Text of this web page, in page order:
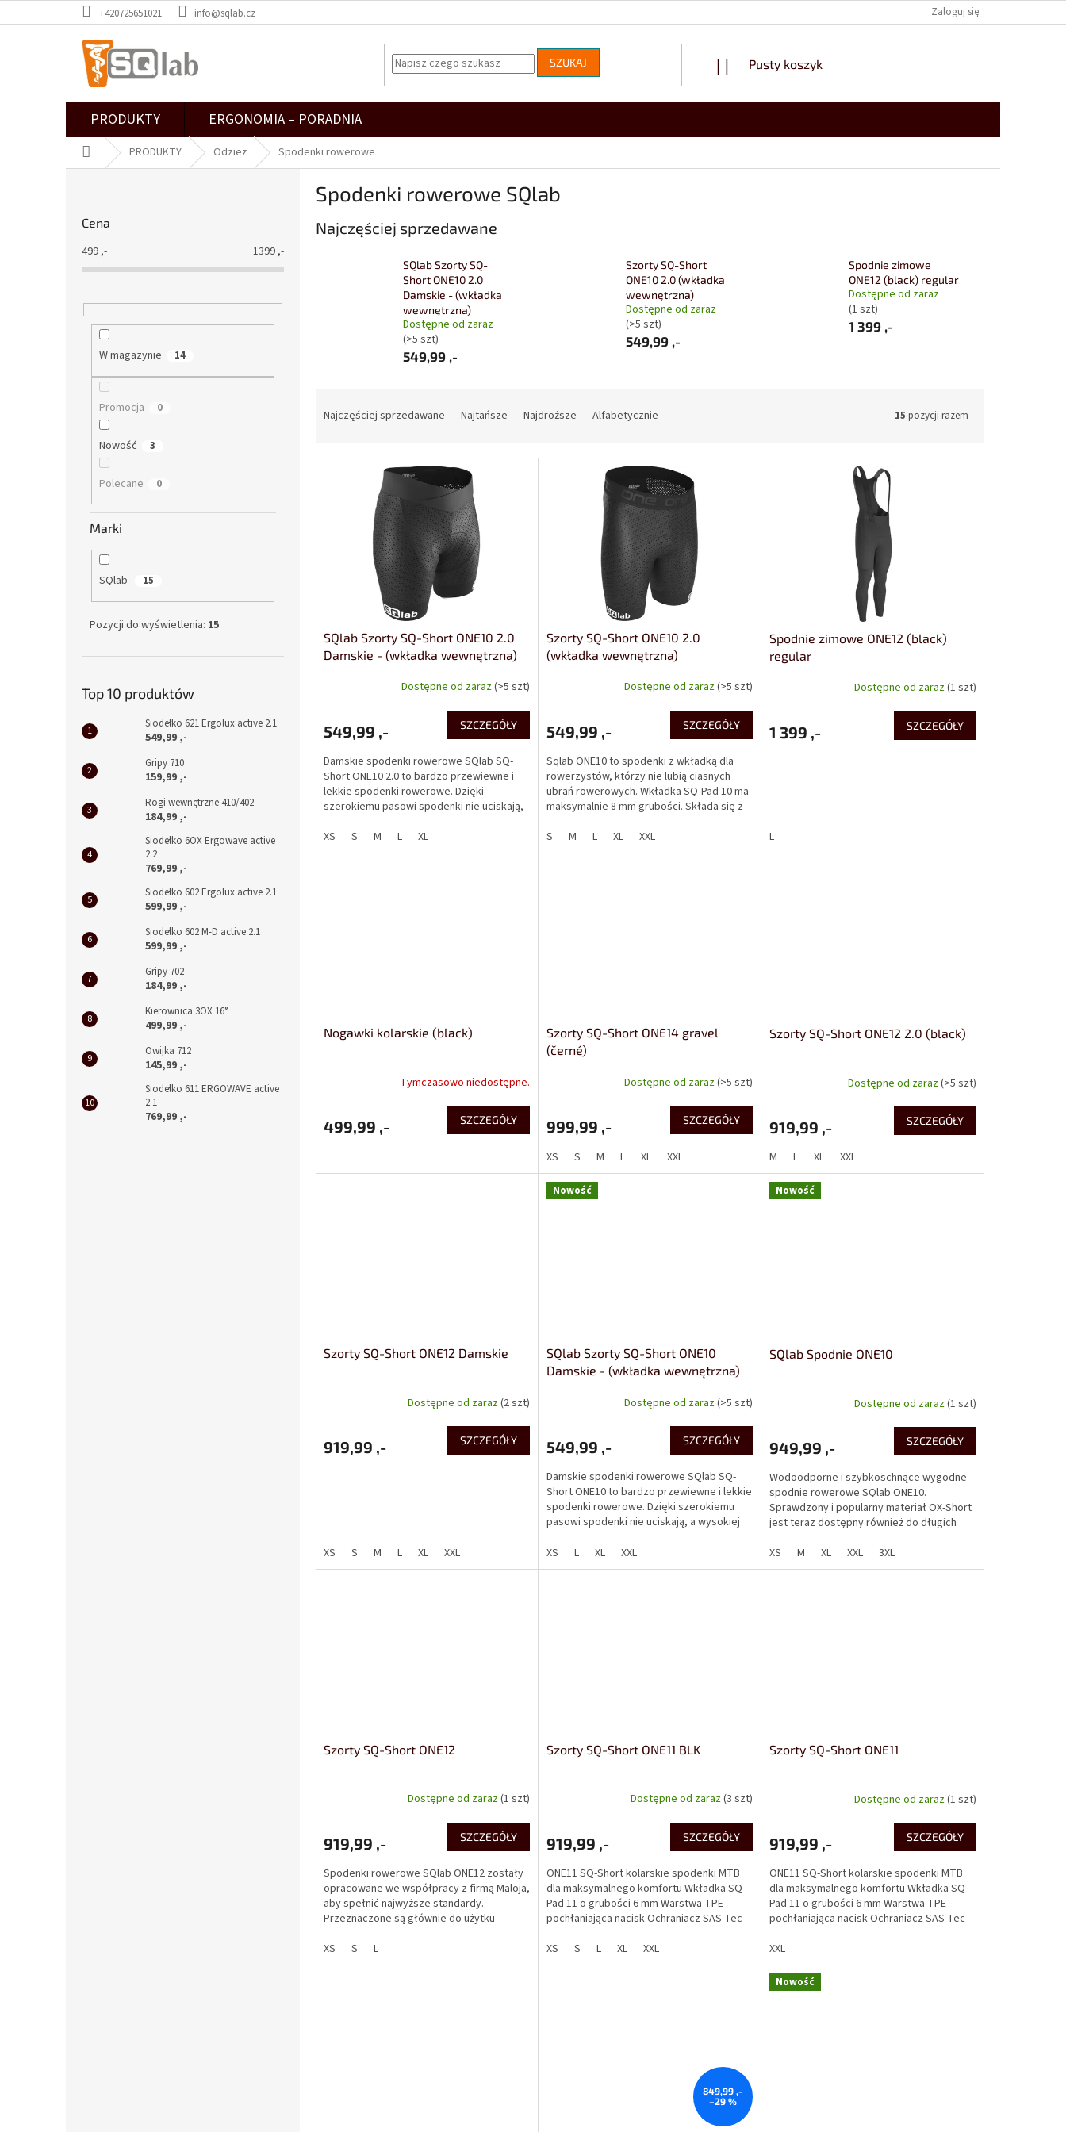
do
+420725651021 info@sqlab.cz Zaloguj się
SZUKAJ KOSZYK
Pusty koszyk
PRODUKTY ERGONOMIA – PORADNIA
Home PRODUKTY Odzież Spodenki rowerowe
Cena
499,- 1399,-
W magazynie 14
Promocja 0
Nowość 3
Polecane 0
Marki
SQlab 15
Pozycji do wyświetlenia: 15
Top 10 produktów
Siodełko 621 Ergolux active 2.1
549,99 ,-
Gripy 710
159,99 ,-
Rogi wewnętrzne 410/402
184,99 ,-
Siodełko 6OX Ergowave active
2.2
769,99 ,-
Siodełko 602 Ergolux active 2.1
599,99 ,-
Siodełko 602 M-D active 2.1
599,99 ,-
Gripy 702
184,99 ,-
Kierownica 3OX 16°
499,99 ,-
Owijka 712
145,99 ,-
Siodełko 611 ERGOWAVE active
2.1
769,99 ,-
Spodenki rowerowe SQlab
Najczęściej sprzedawane
SQlab Szorty SQ-
Short ONE10 2.0
Damskie - (wkładka
wewnętrzna)
Dostępne od zaraz
(>5 szt)
549,99 ,-
Szorty SQ-Short
ONE10 2.0 (wkładka
wewnętrzna)
Dostępne od zaraz
(>5 szt)
549,99 ,-
Spodnie zimowe
ONE12 (black) regular
Dostępne od zaraz
(1 szt)
1 399 ,-
Najczęściej sprzedawane Najtańsze Najdroższe Alfabetycznie 15 pozycji razem
SQlab Szorty SQ-Short ONE10 2.0
Damskie - (wkładka wewnętrzna)
Dostępne od zaraz(>5 szt)
549,99 ,- SZCZEGÓŁY
Damskie spodenki rowerowe SQlab SQ-
Short ONE10 2.0 to bardzo przewiewne i
lekkie spodenki rowerowe. Dzięki
szerokiemu pasowi spodenki nie uciskają,
XS
S M L XL
Szorty SQ-Short ONE10 2.0
(wkładka wewnętrzna)
Dostępne od zaraz(>5 szt)
549,99 ,- SZCZEGÓŁY
Sqlab ONE10 to spodenki z wkładką dla
rowerzystów, którzy nie lubią ciasnych
ubrań rowerowych. Wkładka SQ-Pad 10 ma
maksymalnie 8 mm grubości. Składa się z
S
M L XL XXL
Spodnie zimowe ONE12 (black)
regular
Dostępne od zaraz(1 szt)
1 399 ,- SZCZEGÓŁY
L
Nogawki kolarskie (black)
Tymczasowo niedostępne.
499,99 ,- SZCZEGÓŁY
Szorty SQ-Short ONE14 gravel
(černé)
Dostępne od zaraz(>5 szt)
999,99 ,- SZCZEGÓŁY
XS S M L XL XXL
Szorty SQ-Short ONE12 2.0 (black)
Dostępne od zaraz(>5 szt)
919,99 ,- SZCZEGÓŁY
M L XL XXL
Szorty SQ-Short ONE12 Damskie
Dostępne od zaraz(2 szt)
919,99 ,- SZCZEGÓŁY
XS S M L XL XXL
Nowość
SQlab Szorty SQ-Short ONE10
Damskie - (wkładka wewnętrzna)
Dostępne od zaraz(>5 szt)
549,99 ,- SZCZEGÓŁY
Damskie spodenki rowerowe SQlab SQ-
Short ONE10 to bardzo przewiewne i lekkie
spodenki rowerowe. Dzięki szerokiemu
pasowi spodenki nie uciskają, a wysokiej
XS
L XL XXL
Nowość
SQlab Spodnie ONE10
Dostępne od zaraz(1 szt)
949,99 ,- SZCZEGÓŁY
Wodoodporne i szybkoschnące wygodne
spodnie rowerowe SQlab ONE10.
Sprawdzony i popularny materiał OX-Short
jest teraz dostępny również do długich
XS
M XL XXL 3XL
Szorty SQ-Short ONE12
Dostępne od zaraz(1 szt)
919,99 ,- SZCZEGÓŁY
Spodenki rowerowe SQlab ONE12 zostały
opracowane we współpracy z firmą Maloja,
aby spełnić najwyższe standardy.
Przeznaczone są głównie do użytku
XS
S L
Szorty SQ-Short ONE11 BLK
Dostępne od zaraz(3 szt)
919,99 ,- SZCZEGÓŁY
ONE11 SQ-Short kolarskie spodenki MTB
dla maksymalnego komfortu Wkładka SQ-
Pad 11 o grubości 6 mm Warstwa TPE
pochłaniająca nacisk Ochraniacz SAS-Tec
XS
S L XL XXL
Szorty SQ-Short ONE11
Dostępne od zaraz(1 szt)
919,99 ,- SZCZEGÓŁY
ONE11 SQ-Short kolarskie spodenki MTB
dla maksymalnego komfortu Wkładka SQ-
Pad 11 o grubości 6 mm Warstwa TPE
pochłaniająca nacisk Ochraniacz SAS-Tec
XXL
849,99 ,-
–29 %
Nowość